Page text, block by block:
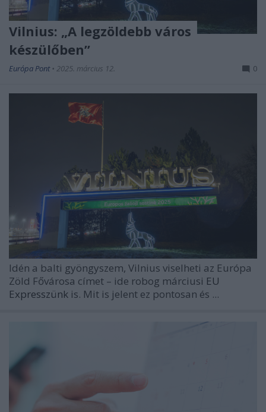
Vilnius: „A legzöldebb város
készülőben”
Európa Pont • 2025. március 12. 0
Idén a balti gyöngyszem, Vilnius viselheti az Európa
Zöld Fővárosa címet – ide robog márciusi EU
Expresszünk is. Mit is jelent ez pontosan és ...